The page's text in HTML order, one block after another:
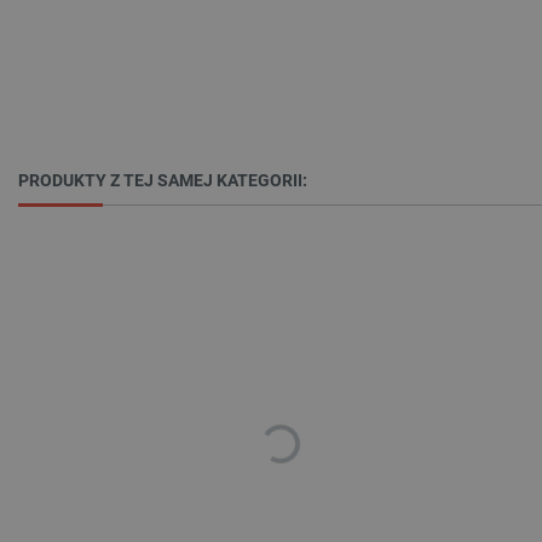
PRODUKTY Z TEJ SAMEJ KATEGORII:
VISITOR_PRIVACY_METADATA